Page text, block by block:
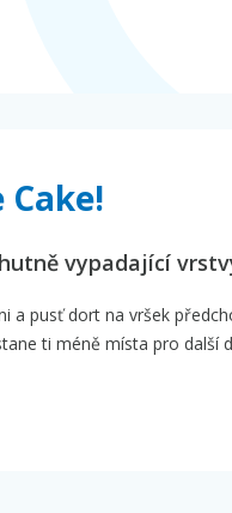
Cake!
vypadající
a pusť dort na vršek
ti méně místa pro další